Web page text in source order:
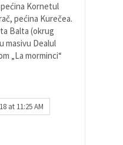
Kornetul
pećina Kurečea.
Balta (okrug
masivu Dealul
„La morminci“
at 11:25 AM